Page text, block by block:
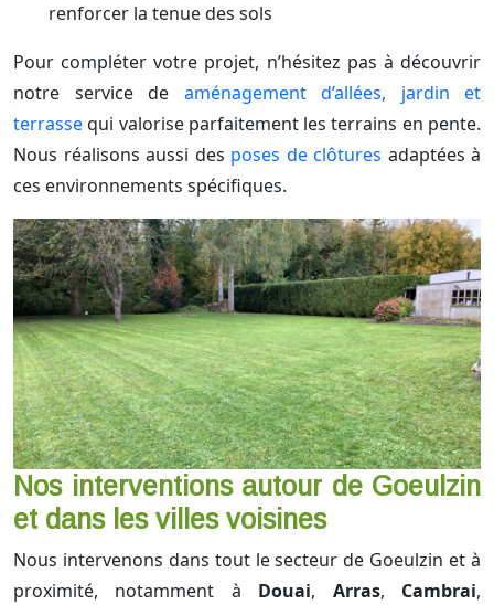
renforcer la tenue des sols
Pour compléter votre projet, n’hésitez pas à découvrir
notre service de aménagement d’allées, jardin et
terrassequi valorise parfaitement les terrains en pente.
Nous réalisons aussi des poses de clôtures adaptées à
ces environnements spécifiques.
Nos interventions autour de Goeulzin
et dans les villes voisines
Nous intervenons dans tout le secteur de Goeulzin et à
proximité, notamment à Douai, Arras, Cambrai,